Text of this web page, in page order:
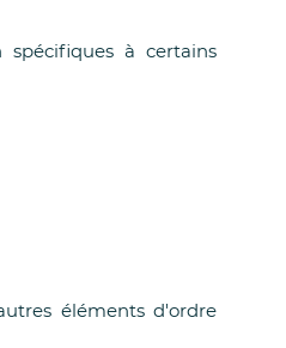
spécifiques à certains
éléments d'ordre